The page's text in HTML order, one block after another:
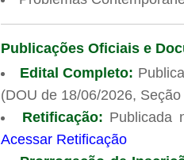
Publicações Oficiais e
Edital Completo:
(DOU de 18/06/2026,
Retificação: Publicada
Acessar Retificação